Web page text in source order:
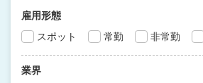
雇用形態
スポット
常勤 非常勤
業界